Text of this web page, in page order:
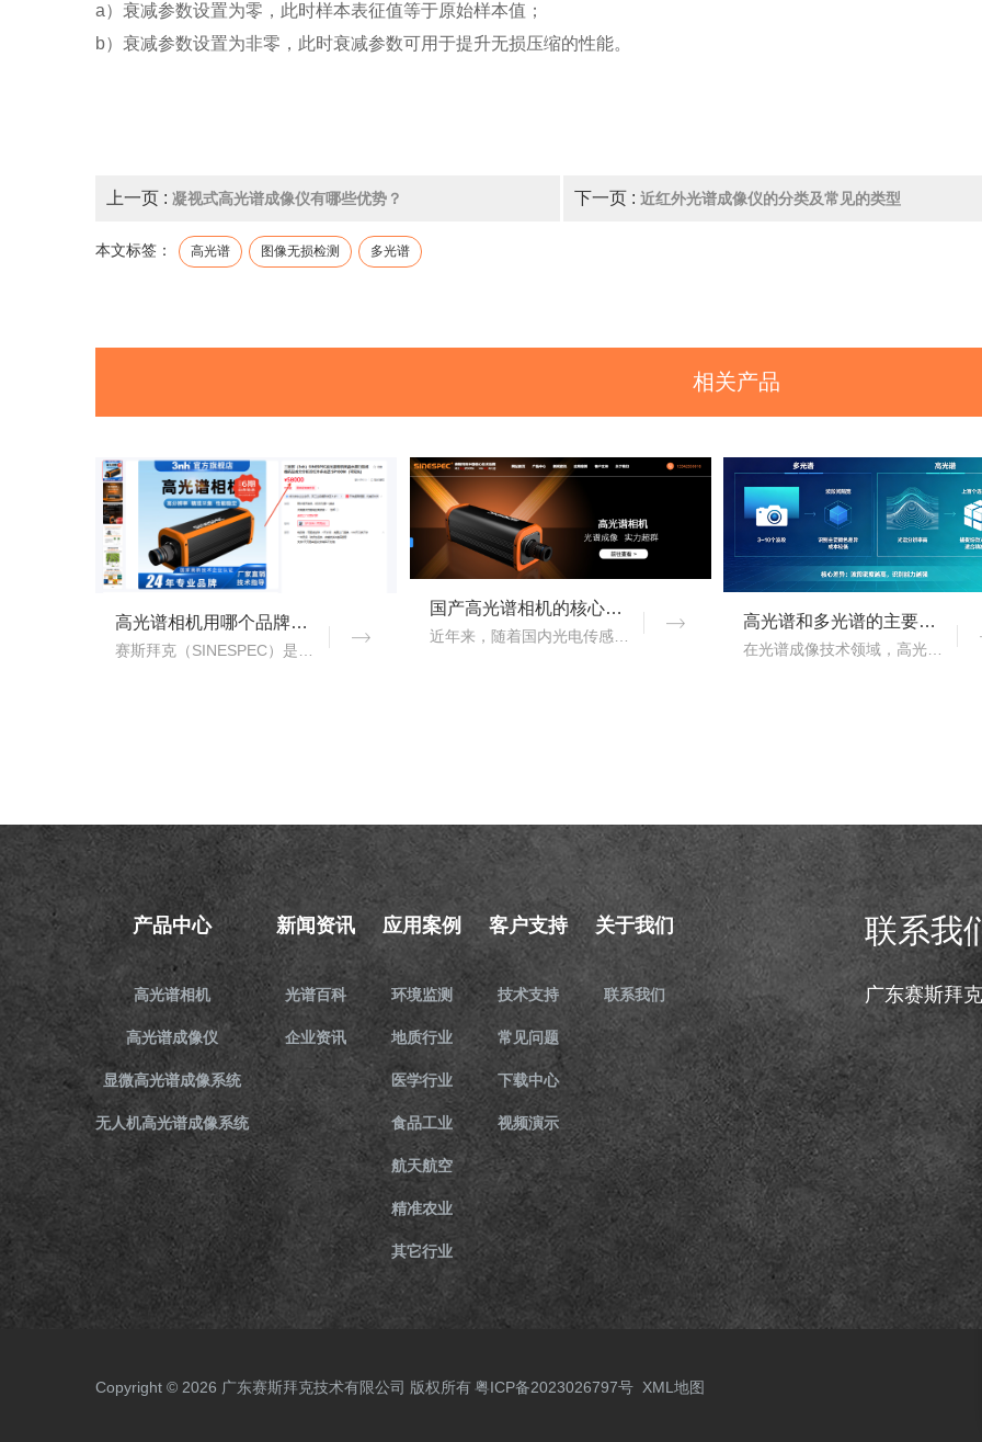
a）衰减参数设置为零，此时样本表征值等于原始样本值；
b）衰减参数设置为非零，此时衰减参数可用于提升无损压缩的性能。
上一页 : 凝视式高光谱成像仪有哪些优势？ 下一页 :近红外光谱成像仪的分类及常见的类型
本文标签： 高光谱 图像无损检测 多光谱
相关产品
高光谱相机用哪个品牌？赛斯拜克怎么样？
国产高光谱相机的核心优势：从“跟跑”到“并跑”的跨越
近年来，随着国内光电传感、光学设计、成像算法等产业链环节的持续突破，国产高光谱相机综合性能稳步提升，正在从“进口替代”走向“自主引领”。..
高光谱和多光谱的主要区别有哪些？
产品中心
高光谱相机
高光谱成像仪
显微高光谱成像系统
无人机高光谱成像系统
新闻资讯
光谱百科
企业资讯
应用案例
环境监测
地质行业
医学行业
食品工业
航天航空
精准农业
其它行业
客户支持
技术支持
常见问题
下载中心
视频演示
关于我们
联系我们
联系我
广东赛斯拜
Copyright © 2026 广东赛斯拜克技术有限公司 版权所有粤ICP备2023026797号 XML地图